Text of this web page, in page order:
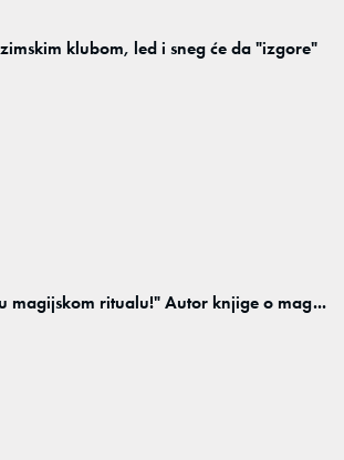
klubom, led i sneg će da "izgore"
magijskom ritualu!" Autor knjige o mag...